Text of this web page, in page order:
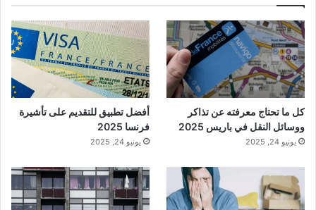
كل ما تحتاج معرفته عن تذاكر
ووسائل النقل في باريس 2025
يونيو 24, 2025
أفضل تطبيق للتقديم على تأشيرة
فرنسا 2025
يونيو 24, 2025